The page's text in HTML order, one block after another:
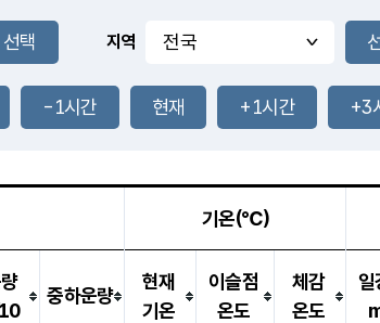
m/s
-mm
26.6
℃
29.7℃
1.3m/s
-mm
-mm
지역
-1시간 현재 +1시간 +3
기온(℃)
중하운량
현재
기온
이슬점
온도
체감
온도
일